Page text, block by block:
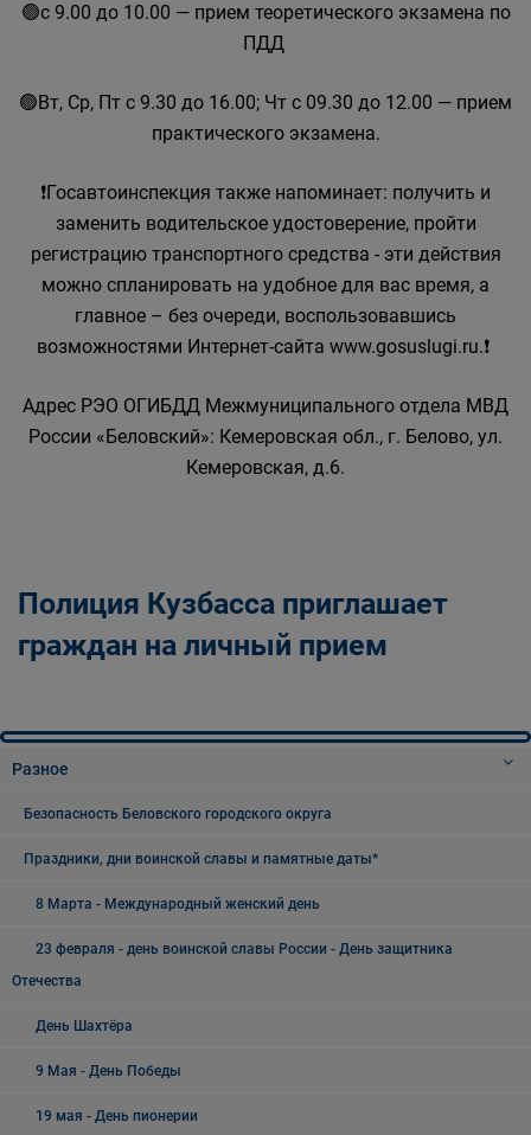
🟢с 9.00 до 10.00 — прием теоретического экзамена по
ПДД
🟢Вт, Ср, Пт с 9.30 до 16.00; Чт с 09.30 до 12.00 — прием
практического экзамена.
❗Госавтоинспекция также напоминает: получить и
заменить водительское удостоверение, пройти
регистрацию транспортного средства - эти действия
можно спланировать на удобное для вас время, а
главное – без очереди, воспользовавшись
возможностями Интернет-сайта www.gosuslugi.ru.❗
Адрес РЭО ОГИБДД Межмуниципального отдела МВД
России «Беловский»: Кемеровская обл., г. Белово, ул.
Кемеровская, д.6.
Полиция Кузбасса приглашает
граждан на личный прием
Разное
Безопасность Беловского городского округа
Праздники, дни воинской славы и памятные даты*
8 Марта - Международный женский день
23 февраля - день воинской славы России - День защитника
Отечества
День Шахтёра
9 Мая - День Победы
19 мая - День пионерии